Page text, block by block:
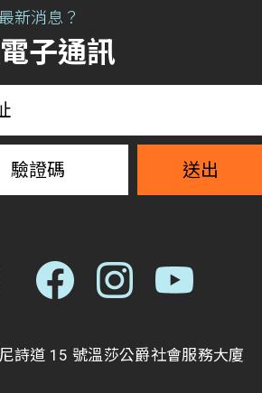
新消息？
子通訊
送出
詩道 15 號溫莎公爵社會服務大廈